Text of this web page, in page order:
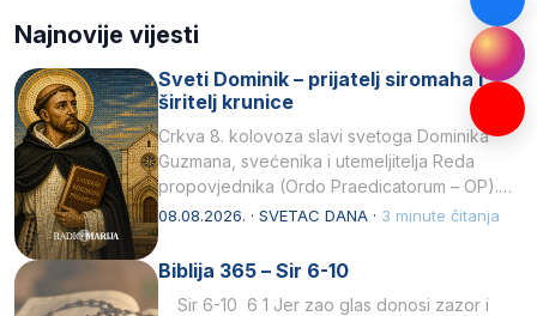
Najnovije vijesti
Sveti Dominik – prijatelj siromaha i
širitelj krunice
Crkva 8. kolovoza slavi svetoga Dominika
Guzmana, svećenika i utemeljitelja Reda
propovjednika (Ordo Praedicatorum – OP).
Svojim životom, dubokom ljubavlju prema
08.08.2026. · SVETAC DANA · 3 minute čitanja
Biblija 365 – Sir 6-10
Sir 6-10 6 1 Jer zao glas donosi zazor i